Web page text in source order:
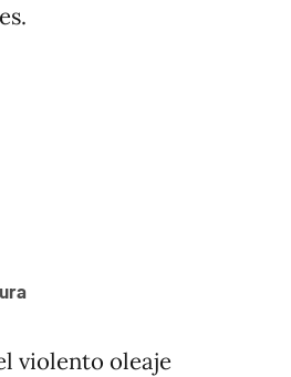
septiembre
1996
violento oleaje